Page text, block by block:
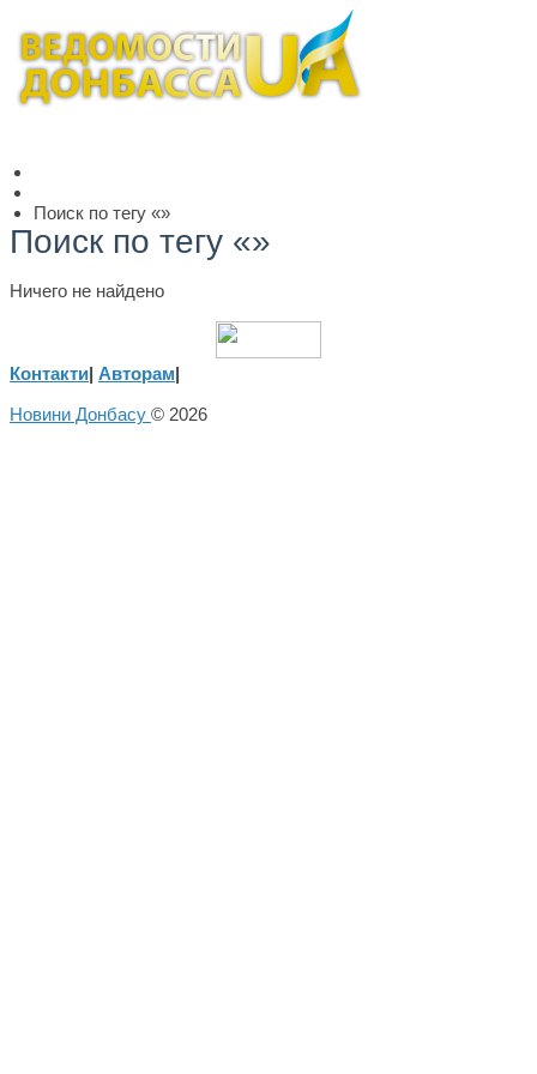
Поиск по тегу «»
Поиск по тегу «»
Ничего не найдено
Контакти| Авторам|
Новини Донбасу © 2026